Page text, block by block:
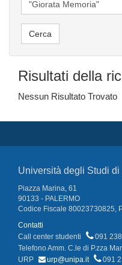
Risultati della
Nessun Risultato Trovato
Università degli Studi di
Piazza Marina, 61
90133 - PALERMO
Codice Fiscale 80023730825,
Contatti
Call center studenti
091
Telefono Amm. C.le di P.zza
URP
urp@unipa.it
091